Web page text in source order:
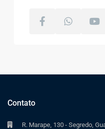
Contato
R. Marape, 130 - Segredo,